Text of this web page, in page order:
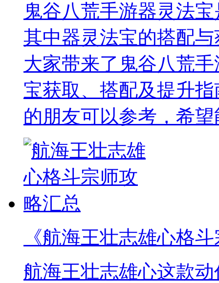
鬼谷八荒手游器灵法
其中器灵法宝的搭配
大家带来了鬼谷八荒
宝获取、搭配及提升
的朋友可以参考，希
《航海王壮志雄心格
航海王壮志雄心这款